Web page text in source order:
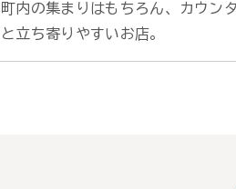
町内の集まりはもちろん、カウン
と立ち寄りやすいお店。